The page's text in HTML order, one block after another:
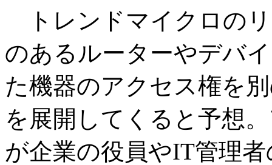
トレンドマイクロの
のあるルーターやデバ
た機器のアクセス権を
を展開してくると予想
が企業の役員やIT管理